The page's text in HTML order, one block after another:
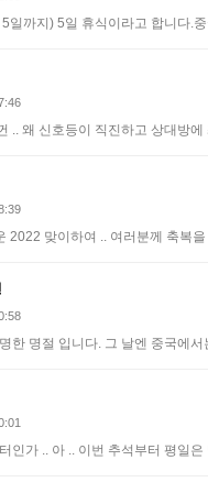
일까지) 5일 휴식이라고 합니다.
.. 왜 신호등이 직진하고 상대방
2022 맞이하여 .. 여러분께 축복
한 명절 입니다. 그 날엔 중국에
인가 .. 아 .. 이번 추석부터 평일